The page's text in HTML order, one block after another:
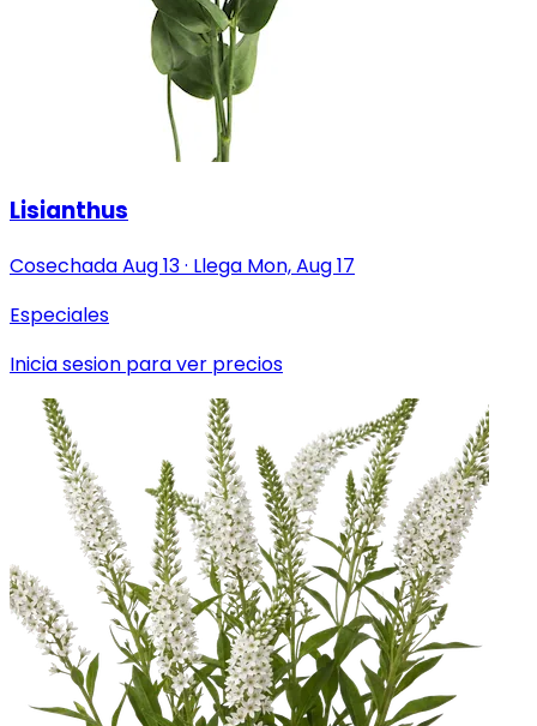
Lisianthus
CosechadaAug 13· Llega Mon, Aug 17
Especiales
Inicia sesion para ver precios